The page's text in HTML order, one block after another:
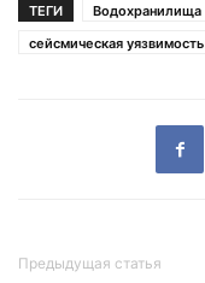
ТЕГИ Водохранилища
сейсмическая уязвимость
Предыдущая статья